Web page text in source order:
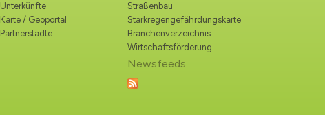
Unterkünfte
Karte / Geoportal
Partnerstädte
Straßenbau
Starkregengefährdungskarte
Branchenverzeichnis
Wirtschaftsförderung
Newsfeeds